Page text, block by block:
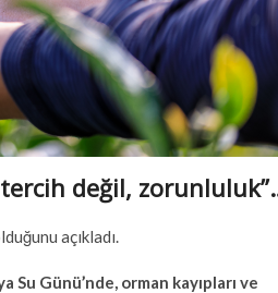
tercih değil,
açıkladı.
Günü’nde, orman kayıpları ve